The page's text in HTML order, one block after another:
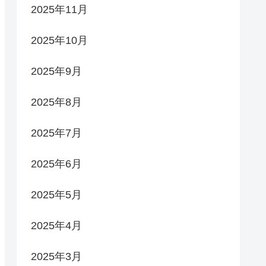
2025年11月
2025年10月
2025年9月
2025年8月
2025年7月
2025年6月
2025年5月
2025年4月
2025年3月